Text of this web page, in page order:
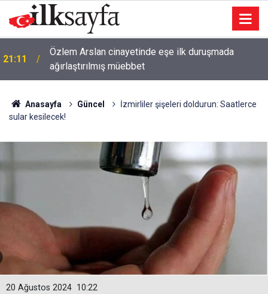
21:11
Özlem Arslan cinayetinde eşe ilk duruşmada
ağırlaştırılmış müebbet
Anasayfa Güncel
İzmirliler şişeleri doldurun: Saatlerce
sular kesilecek!
10:22
20 Ağustos 2024